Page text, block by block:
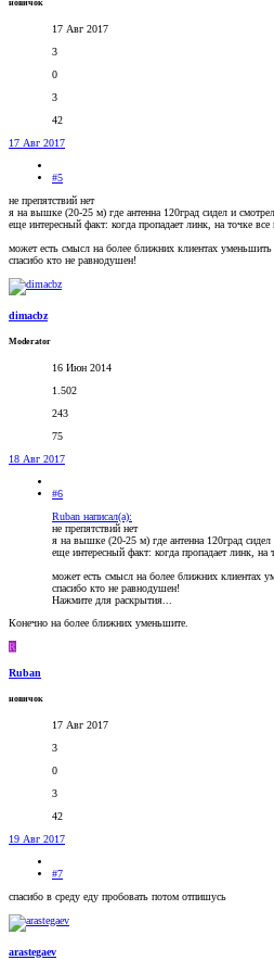
новичок
17 Авг 2017
3
0
3
42
17 Авг 2017
#5
не препятствий нет
я на вышке (20-25 м) где антенна 120град сидел и
еще интересный факт: когда пропадает линк, на точке
может есть смысл на более ближних клиентах
спасибо кто не равнодушен!
dimacbz
Moderator
16 Июн 2014
1.502
243
75
18 Авг 2017
#6
Ruban написал(а):
не препятствий нет
я на вышке (20-25 м) где антенна 120град
еще интересный факт: когда пропадает линк,
может есть смысл на более ближних клиентах
спасибо кто не равнодушен!
Нажмите для раскрытия...
Конечно на более ближних уменьшите.
R
Ruban
новичок
17 Авг 2017
3
0
3
42
19 Авг 2017
#7
спасибо в среду еду пробовать потом отпишусь
arastegaev